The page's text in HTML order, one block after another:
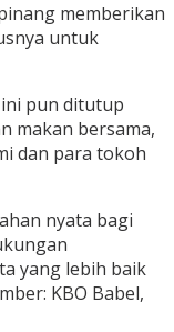
memberikan
untuk
pun ditutup
makan bersama,
dan para tokoh
nyata bagi
yang lebih baik
KBO Babel,